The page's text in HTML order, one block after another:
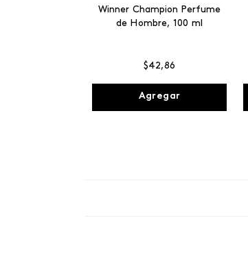
Winner Champion Perfume
de Hombre, 100 ml
$42,86
Agregar